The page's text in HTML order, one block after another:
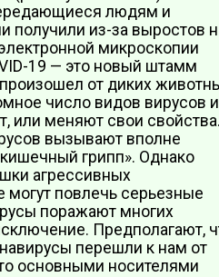
людям и
получили из-за выростов
микроскопии
19 — это новый штамм
от диких
число видов вирусов и
или меняют свои
вызывают вполне
грипп». Однако
агрессивных
могут повлечь серьезные
поражают многих
Предполагают,
перешли к нам от
основными носителями